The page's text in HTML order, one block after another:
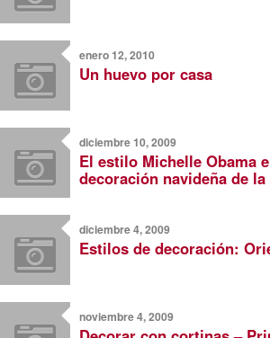
enero 12, 2010
Un huevo por casa
diciembre 10, 2009
El estilo Michelle Obama
decoración navideña de la
diciembre 4, 2009
Estilos de decoración:
noviembre 4, 2009